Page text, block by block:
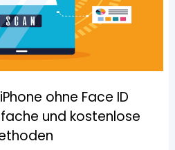
ohne Face ID
und kostenlose